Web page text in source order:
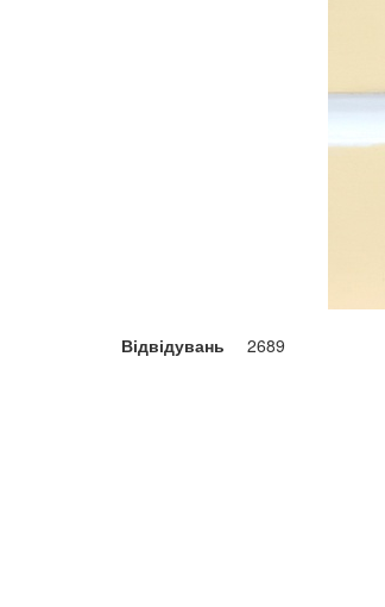
Відвідувань 2689